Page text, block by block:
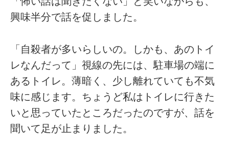
興味半分で話を促しました。
「自殺者が多いらしいの。しかも、あのトイ
レなんだって」視線の先には、駐車場の端に
あるトイレ。薄暗く、少し離れていても不気
味に感じます。ちょうど私はトイレに行きた
いと思っていたところだったのですが、話を
聞いて足が止まりました。